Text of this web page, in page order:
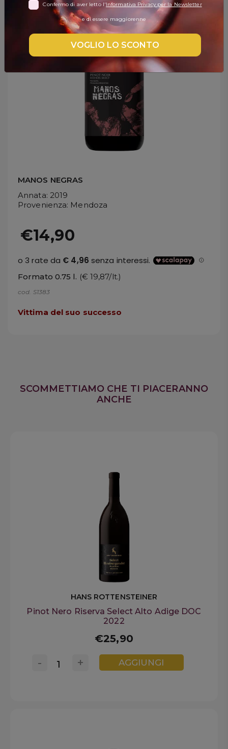
DISPENSA
TUTTO A
MANOS NEGRAS
Annata: 2019
Provenienza: Mendoza
€14,90
Formato 0.75 l. (€ 19,87/lt.)
cod. S1383
Vittima del suo successo
SCOMMETTIAMO CHE TI PIACERANNO
ANCHE
HANS ROTTENSTEINER
Pinot Nero Riserva Select Alto Adige DOC
2022
€25,90
+
- AGGIUNGI
Confermo di aver letto l'Informativa Privacy per la Newsletter
e di essere maggiorenne
VOGLIO LO SCONTO